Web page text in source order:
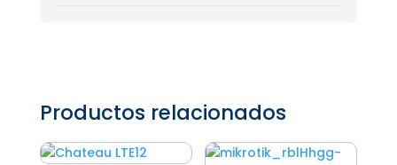
Productos relacionados